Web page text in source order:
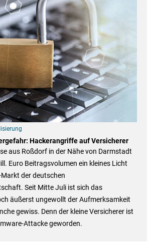
Hackerangriffe auf Versicherer
aus Roßdorf in der Nähe von Darmstadt
Euro Beitragsvolumen ein kleines Licht
der deutschen
Seit Mitte Juli ist sich das
äußerst ungewollt der Aufmerksamkeit
gewiss. Denn der kleine Versicherer ist
Attacke geworden.